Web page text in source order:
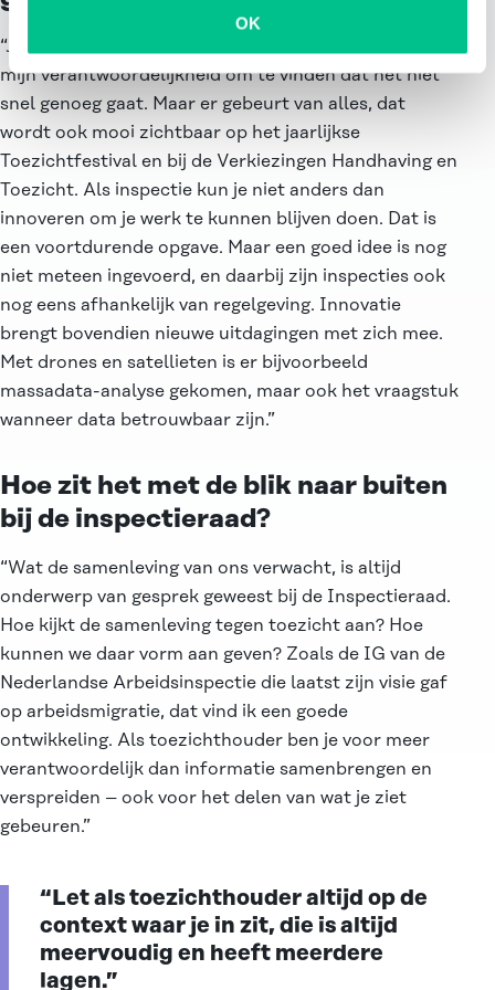
OK
“Ja en nee. Als voorzitter van de Inspectieraad is het
mijn verantwoordelijkheid om te vinden dat het niet
snel genoeg gaat. Maar er gebeurt van alles, dat
wordt ook mooi zichtbaar op het jaarlijkse
Toezichtfestival en bij de Verkiezingen Handhaving en
Toezicht. Als inspectie kun je niet anders dan
innoveren om je werk te kunnen blijven doen. Dat is
een voortdurende opgave. Maar een goed idee is nog
niet meteen ingevoerd, en daarbij zijn inspecties ook
nog eens afhankelijk van regelgeving. Innovatie
brengt bovendien nieuwe uitdagingen met zich mee.
Met drones en satellieten is er bijvoorbeeld
massadata-analyse gekomen, maar ook het vraagstuk
wanneer data betrouwbaar zijn.”
Hoe zit het met de blik naar buiten
bij de inspectieraad?
“Wat de samenleving van ons verwacht, is altijd
onderwerp van gesprek geweest bij de Inspectieraad.
Hoe kijkt de samenleving tegen toezicht aan? Hoe
kunnen we daar vorm aan geven? Zoals de IG van de
Nederlandse Arbeidsinspectie die laatst zijn visie gaf
op arbeidsmigratie, dat vind ik een goede
ontwikkeling. Als toezichthouder ben je voor meer
verantwoordelijk dan informatie samenbrengen en
verspreiden – ook voor het delen van wat je ziet
gebeuren.”
“Let als toezichthouder altijd op de
context waar je in zit, die is altijd
meervoudig en heeft meerdere
lagen.”